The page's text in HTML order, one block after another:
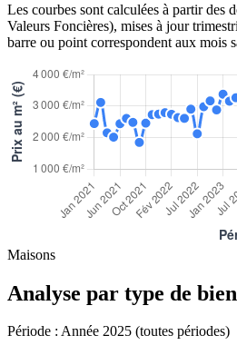
Les courbes sont calculées à partir des
Valeurs Foncières), mises à jour
barre ou point correspondent aux mois
Maisons
Analyse par type de
Période : Année 2025 (toutes périodes)